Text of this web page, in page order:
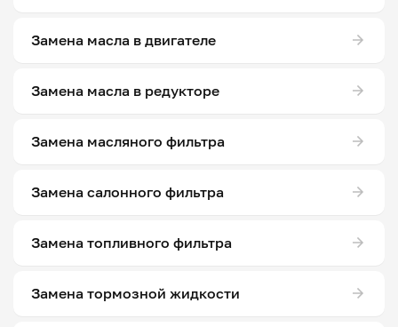
Замена масла в двигателе
Замена масла в редукторе
Замена масляного фильтра
Замена салонного фильтра
Замена топливного фильтра
Замена тормозной жидкости